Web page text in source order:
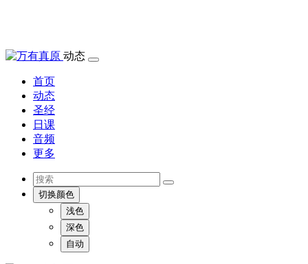
动态
首页
动态
圣经
日课
音频
更多
切换颜色
浅色
深色
自动